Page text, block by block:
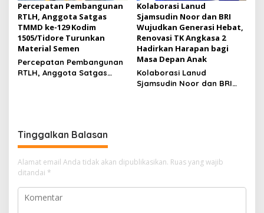
Percepatan Pembangunan
RTLH, Anggota Satgas
TMMD ke-129 Kodim
1505/Tidore Turunkan
Material Semen
Percepatan Pembangunan
RTLH, Anggota Satgas
Kolaborasi Lanud
Sjamsudin Noor dan BRI
Wujudkan Generasi Hebat,
Renovasi TK Angkasa 2
Hadirkan Harapan bagi
Masa Depan Anak
Kolaborasi Lanud
Sjamsudin Noor dan BRI
Tinggalkan Balasan
Alamat email Anda tidak akan dipublikasikan. Ruas yang wajib
ditandai *